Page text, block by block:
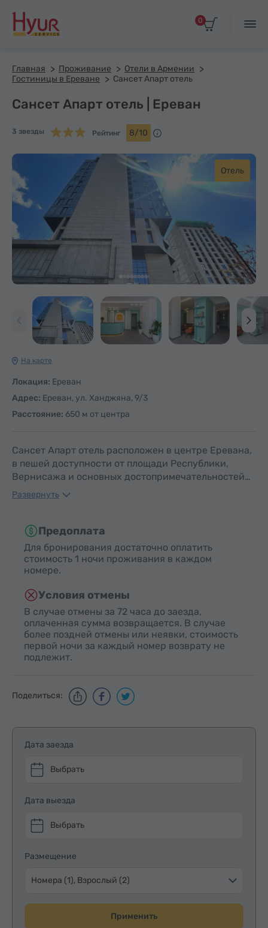
0
Главная Проживание
Отели в Армении
Гостиницы в Ереване
Сансет Апарт отель
Сансет Апарт отель | Ереван
3 звезды Рейтинг 8/10
Отель
На карте
Локация: Ереван
Адрес: Ереван, ул. Ханджяна, 9/3
Расстояние: 650 м от центра
Сансет Апарт отель расположен в центре Еревана,
в пешей доступности от площади Республики,
Вернисажа и основных достопримечательностей…
Развернуть
Предоплата
Для бронирования достаточно оплатить
стоимость 1 ночи проживания в каждом
номере.
Условия отмены
В случае отмены за 72 часа до заезда,
оплаченная сумма возвращается. В случае
более поздней отмены или неявки, стоимость
первой ночи за каждый номер возврату не
подлежит.
Поделиться:
Дата заезда
Выбрать
Дата выезда
Выбрать
Размещение
Номера (1), Взрослый (2)
Применить